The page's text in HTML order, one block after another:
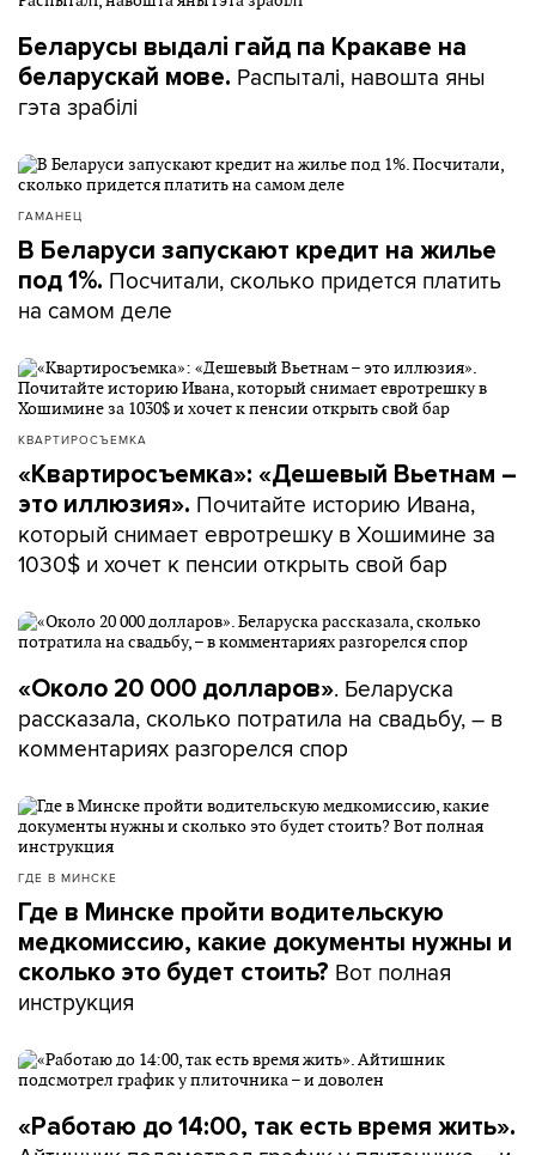
Беларусы выдалі гайд па Кракаве на
беларускай мове. Распыталі, навошта яны
гэта зрабілі
ГАМАНЕЦ
В Беларуси запускают кредит на жилье
под 1%. Посчитали, сколько придется платить
на самом деле
КВАРТИРОСЪЕМКА
«Квартиросъемка»: «Дешевый Вьетнам –
это иллюзия». Почитайте историю Ивана,
который снимает евротрешку в Хошимине за
1030$ и хочет к пенсии открыть свой бар
«Около 20 000 долларов». Беларуска
рассказала, сколько потратила на свадьбу, – в
комментариях разгорелся спор
ГДЕ В МИНСКЕ
Где в Минске пройти водительскую
медкомиссию, какие документы нужны и
сколько это будет стоить? Вот полная
инструкция
«Работаю до 14:00, так есть время жить».